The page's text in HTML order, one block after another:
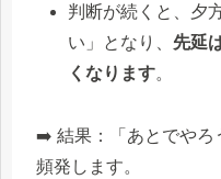
判断が続くと、夕
い」となり、 先延
くなります。
➡️ 結果：「あとでやろ
頻発します。